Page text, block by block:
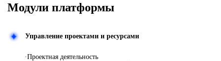
Модули платформы
Управление проектами и ресурсами
·Проектная деятельность